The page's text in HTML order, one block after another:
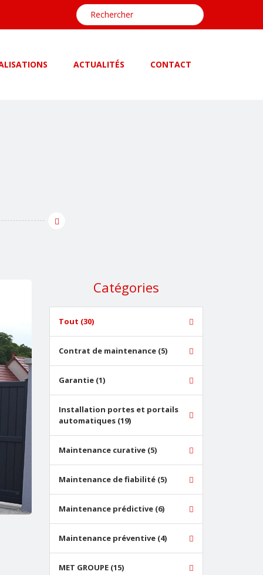
ACTUALITÉS CONTACT
Catégories
Tout (30)
Contrat de maintenance (5)
Garantie (1)
Installation portes et portails
automatiques (19)
Maintenance curative (5)
Maintenance de fiabilité (5)
Maintenance prédictive (6)
Maintenance préventive (4)
MET GROUPE (15)